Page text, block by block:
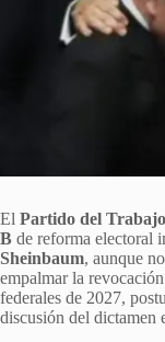
El Partido del Trabajo
B de reforma electoral
Sheinbaum, aunque
empalmar la
federales de 2027,
discusión del dictamen